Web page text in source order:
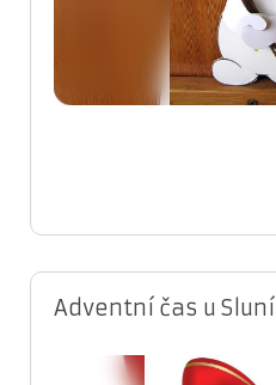
Adventní čas u